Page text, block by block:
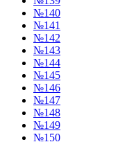
№140
№141
№142
№143
№144
№145
№146
№147
№148
№149
№150